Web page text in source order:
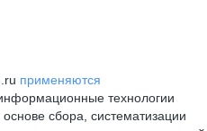
применяются
технологии
сбора, систематизации